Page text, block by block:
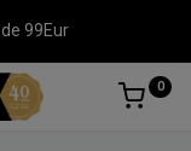
99Eur
0